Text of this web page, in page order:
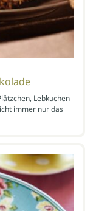
Lebkuchen
immer nur das